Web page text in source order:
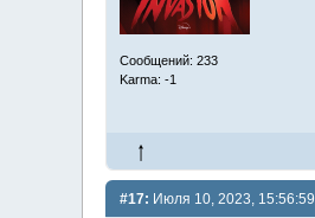
Сообщений: 233
Karma: -1
#17: Июля 10, 2023, 15:56:59